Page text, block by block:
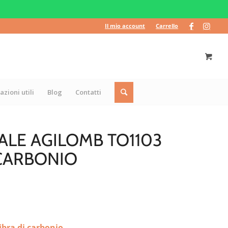
Il mio account Carrello
utili Blog Contatti
AGILOMB TO1103